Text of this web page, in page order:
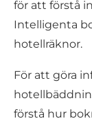
för att förstå
Intelligenta
hotellräknor.
För att göra
förstå hur